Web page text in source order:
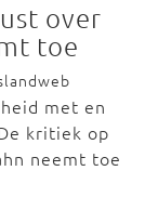
over
toe
met en
kritiek op
neemt toe